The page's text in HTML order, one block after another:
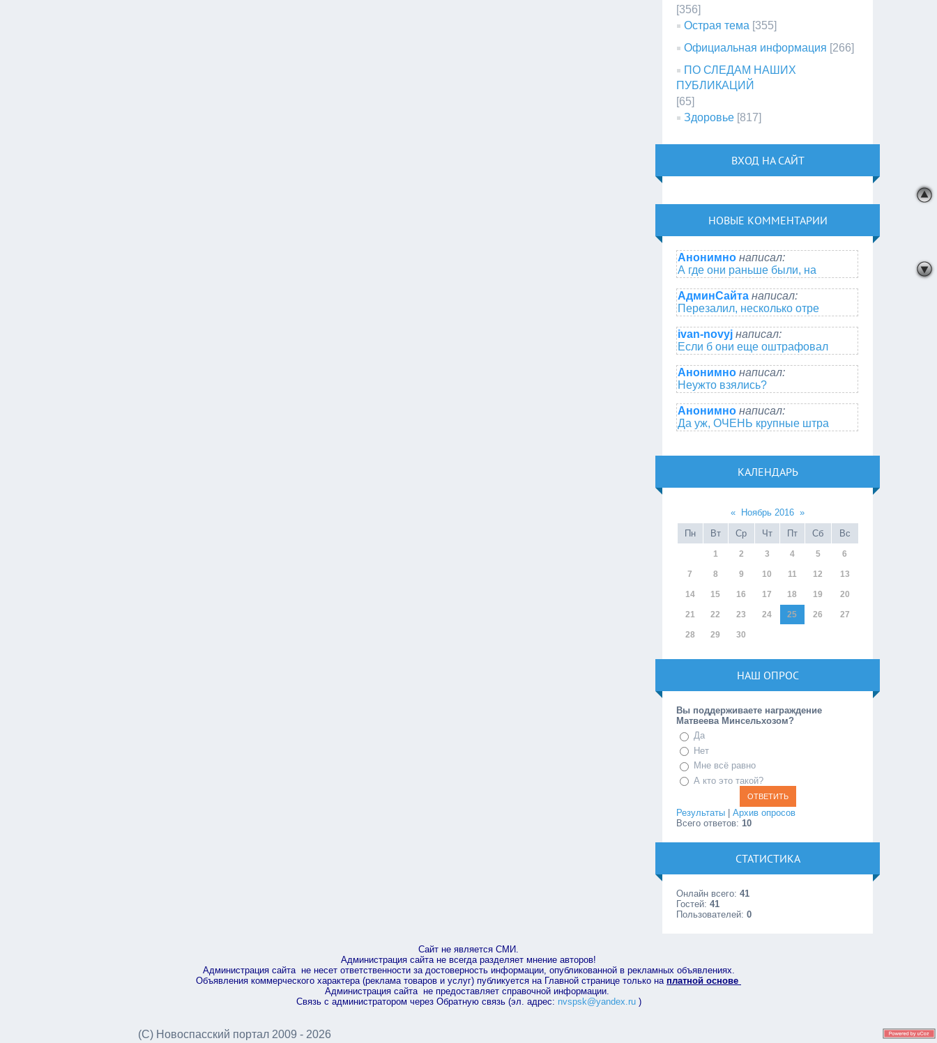
[356]
Острая тема [355]
Официальная информация [266]
ПО СЛЕДАМ НАШИХ
ПУБЛИКАЦИЙ
[65]
Здоровье [817]
ВХОД НА САЙТ
НОВЫЕ КОММЕНТАРИИ
Анонимно написал:
А где они раньше были, на
АдминСайта написал:
Перезалил, несколько отре
ivan-novyj написал:
Если б они еще оштрафовал
Анонимно написал:
Неужто взялись?
Анонимно написал:
Да уж, ОЧЕНЬ крупные штра
КАЛЕНДАРЬ
« Ноябрь 2016 »
Пн
Вт Ср Чт Пт Сб Вс
1 2 3 4 5 6
7 8 9 10 11 12 13
14 15 16 17 18 19 20
21 22 23 24 25 26 27
28 29 30
НАШ ОПРОС
Вы поддерживаете награждение
Матвеева Минсельхозом?
Да
Нет
Мне всё равно
А кто это такой?
Результаты |Архив опросов
Всего ответов:10
СТАТИСТИКА
Онлайн всего:41
Гостей:41
Пользователей:0
Сайт не является СМИ.
Администрация сайта не всегда разделяет мнение авторов!
Администрация сайта не несет ответственности за достоверность информации, опубликованной в рекламных объявлениях.
Объявления коммерческого характера (реклама товаров и услуг) публикуется на Главной странице только на платной основе
Администрация сайта не предоставляет справочной информации.
Связь с администратором через Обратную связь (эл. адрес: nvspsk@yandex.ru)
(С) Новоспасский портал 2009 - 2026